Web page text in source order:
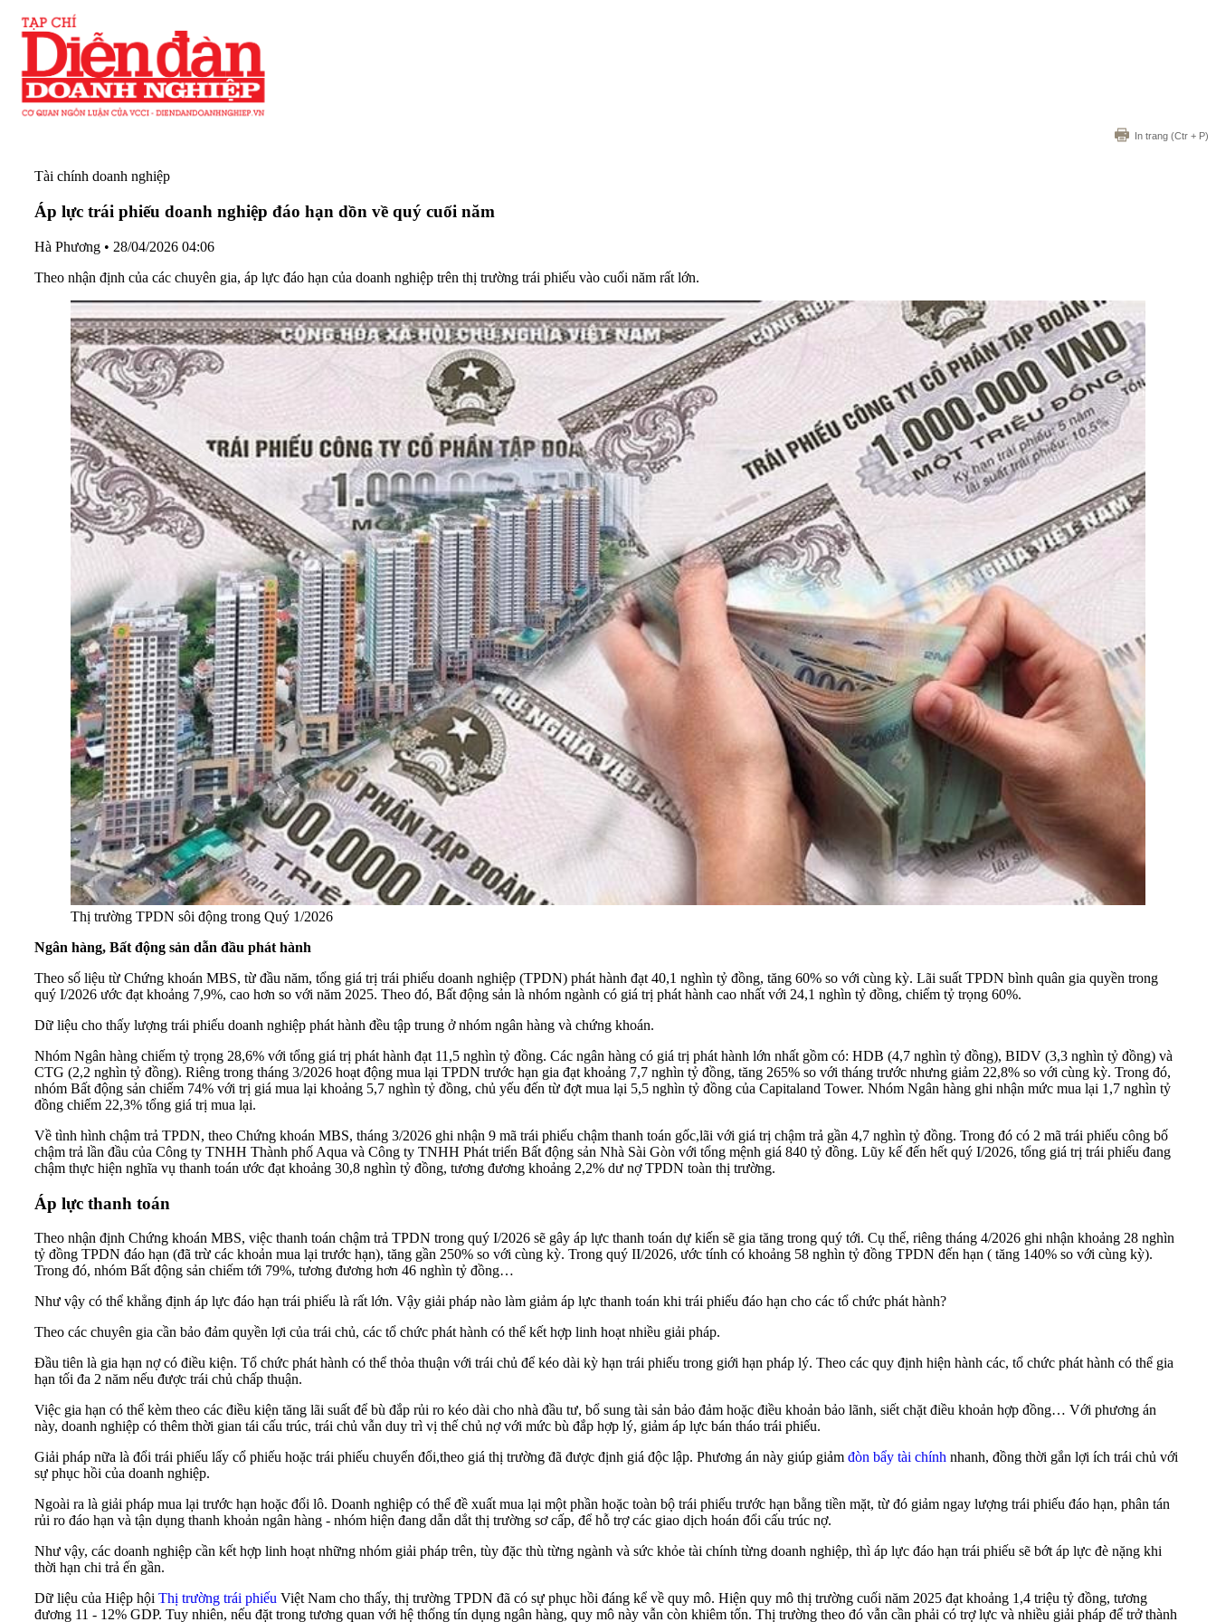
In trang (Ctr + P)
Tài chính doanh nghiệp
Áp lực trái phiếu doanh nghiệp đáo hạn dồn về quý cuối năm
Hà Phương • 28/04/2026 04:06
Theo nhận định của các chuyên gia, áp lực đáo hạn của doanh nghiệp trên thị trường trái phiếu vào cuối năm rất lớn.
Thị trường TPDN sôi động trong Quý 1/2026
Ngân hàng, Bất động sản dẫn đầu phát hành
Theo số liệu từ Chứng khoán MBS, từ đầu năm, tổng giá trị trái phiếu doanh nghiệp (TPDN) phát hành đạt 40,1 nghìn tỷ đồng, tăng 60% so với cùng kỳ. Lãi suất TPDN bình quân gia quyền trong
quý I/2026 ước đạt khoảng 7,9%, cao hơn so với năm 2025. Theo đó, Bất động sản là nhóm ngành có giá trị phát hành cao nhất với 24,1 nghìn tỷ đồng, chiếm tỷ trọng 60%.
Dữ liệu cho thấy lượng trái phiếu doanh nghiệp phát hành đều tập trung ở nhóm ngân hàng và chứng khoán.
Nhóm Ngân hàng chiếm tỷ trọng 28,6% với tổng giá trị phát hành đạt 11,5 nghìn tỷ đồng. Các ngân hàng có giá trị phát hành lớn nhất gồm có: HDB (4,7 nghìn tỷ đồng), BIDV (3,3 nghìn tỷ đồng) và
CTG (2,2 nghìn tỷ đồng). Riêng trong tháng 3/2026 hoạt động mua lại TPDN trước hạn gia đạt khoảng 7,7 nghìn tỷ đồng, tăng 265% so với tháng trước nhưng giảm 22,8% so với cùng kỳ. Trong đó,
nhóm Bất động sản chiếm 74% với trị giá mua lại khoảng 5,7 nghìn tỷ đồng, chủ yếu đến từ đợt mua lại 5,5 nghìn tỷ đồng của Capitaland Tower. Nhóm Ngân hàng ghi nhận mức mua lại 1,7 nghìn tỷ
đồng chiếm 22,3% tổng giá trị mua lại.
Về tình hình chậm trả TPDN, theo Chứng khoán MBS, tháng 3/2026 ghi nhận 9 mã trái phiếu chậm thanh toán gốc,lãi với giá trị chậm trả gần 4,7 nghìn tỷ đồng. Trong đó có 2 mã trái phiếu công bố
chậm trả lần đầu của Công ty TNHH Thành phố Aqua và Công ty TNHH Phát triển Bất động sản Nhà Sài Gòn với tổng mệnh giá 840 tỷ đồng. Lũy kế đến hết quý I/2026, tổng giá trị trái phiếu đang
chậm thực hiện nghĩa vụ thanh toán ước đạt khoảng 30,8 nghìn tỷ đồng, tương đương khoảng 2,2% dư nợ TPDN toàn thị trường.
Áp lực thanh toán
Theo nhận định Chứng khoán MBS, việc thanh toán chậm trả TPDN trong quý I/2026 sẽ gây áp lực thanh toán dự kiến sẽ gia tăng trong quý tới. Cụ thể, riêng tháng 4/2026 ghi nhận khoảng 28 nghìn
tỷ đồng TPDN đáo hạn (đã trừ các khoản mua lại trước hạn), tăng gần 250% so với cùng kỳ. Trong quý II/2026, ước tính có khoảng 58 nghìn tỷ đồng TPDN đến hạn ( tăng 140% so với cùng kỳ).
Trong đó, nhóm Bất động sản chiếm tới 79%, tương đương hơn 46 nghìn tỷ đồng…
Như vậy có thể khẳng định áp lực đáo hạn trái phiếu là rất lớn. Vậy giải pháp nào làm giảm áp lực thanh toán khi trái phiếu đáo hạn cho các tổ chức phát hành?
Theo các chuyên gia cần bảo đảm quyền lợi của trái chủ, các tổ chức phát hành có thể kết hợp linh hoạt nhiều giải pháp.
Đầu tiên là gia hạn nợ có điều kiện. Tổ chức phát hành có thể thỏa thuận với trái chủ để kéo dài kỳ hạn trái phiếu trong giới hạn pháp lý. Theo các quy định hiện hành các, tổ chức phát hành có thể gia
hạn tối đa 2 năm nếu được trái chủ chấp thuận.
Việc gia hạn có thể kèm theo các điều kiện tăng lãi suất để bù đắp rủi ro kéo dài cho nhà đầu tư, bổ sung tài sản bảo đảm hoặc điều khoản bảo lãnh, siết chặt điều khoản hợp đồng… Với phương án
này, doanh nghiệp có thêm thời gian tái cấu trúc, trái chủ vẫn duy trì vị thế chủ nợ với mức bù đắp hợp lý, giảm áp lực bán tháo trái phiếu.
Giải pháp nữa là đổi trái phiếu lấy cổ phiếu hoặc trái phiếu chuyển đổi,theo giá thị trường đã được định giá độc lập. Phương án này giúp giảm đòn bẩy tài chính nhanh, đồng thời gắn lợi ích trái chủ với
sự phục hồi của doanh nghiệp.
Ngoài ra là giải pháp mua lại trước hạn hoặc đổi lô. Doanh nghiệp có thể đề xuất mua lại một phần hoặc toàn bộ trái phiếu trước hạn bằng tiền mặt, từ đó giảm ngay lượng trái phiếu đáo hạn, phân tán
rủi ro đáo hạn và tận dụng thanh khoản ngân hàng - nhóm hiện đang dẫn dắt thị trường sơ cấp, để hỗ trợ các giao dịch hoán đổi cấu trúc nợ.
Như vậy, các doanh nghiệp cần kết hợp linh hoạt những nhóm giải pháp trên, tùy đặc thù từng ngành và sức khỏe tài chính từng doanh nghiệp, thì áp lực đáo hạn trái phiếu sẽ bớt áp lực đè nặng khi
thời hạn chi trả ến gần.
Dữ liệu của Hiệp hội Thị trường trái phiếu Việt Nam cho thấy, thị trường TPDN đã có sự phục hồi đáng kể về quy mô. Hiện quy mô thị trường cuối năm 2025 đạt khoảng 1,4 triệu tỷ đồng, tương
đương 11 - 12% GDP. Tuy nhiên, nếu đặt trong tương quan với hệ thống tín dụng ngân hàng, quy mô này vẫn còn khiêm tốn. Thị trường theo đó vẫn cần phải có trợ lực và nhiều giải pháp để trở thành